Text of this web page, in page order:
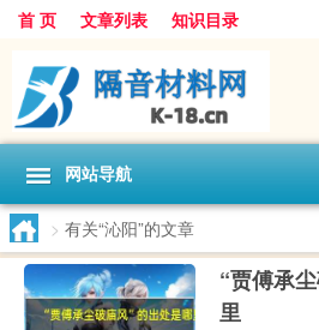
首 页 文章列表 知识目录
网站导航
> 有关“沁阳”的文章
“贾傅承
里